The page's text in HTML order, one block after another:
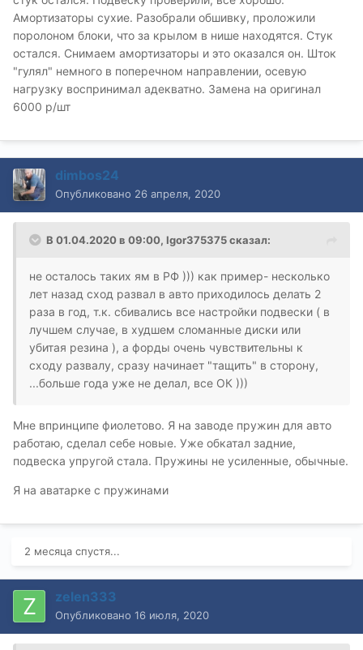
Амортизаторы сухие. Разобрали обшивку, проложили
поролоном блоки, что за крылом в нише находятся. Стук
остался. Снимаем амортизаторы и это оказался он. Шток
"гулял" немного в поперечном направлении, осевую
нагрузку воспринимал адекватно. Замена на оригинал
6000 р/шт
dimbos24
Опубликовано 26 апреля, 2020
В 01.04.2020 в 09:00, Igor375375сказал:
не осталось таких ям в РФ ))) как пример- несколько
лет назад сход развал в авто приходилось делать 2
раза в год, т.к. сбивались все настройки подвески ( в
лучшем случае, в худшем сломанные диски или
убитая резина ), а форды очень чувствительны к
сходу развалу, сразу начинает "тащить" в сторону,
...больше года уже не делал, все ОК )))
Мне впринципе фиолетово. Я на заводе пружин для авто
работаю, сделал себе новые. Уже обкатал задние,
подвеска упругой стала. Пружины не усиленные, обычные.
Я на аватарке с пружинами
2 месяца спустя...
zelen333
Опубликовано 16 июля, 2020